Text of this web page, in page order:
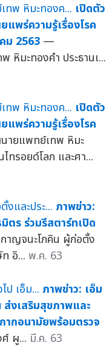
เปิดตัว
แพร่ความรู้เรื่องโรค
ม 2563 —
หิมะทองคำ ประธานเ...
เปิดตัว
แพร่ความรู้เรื่องโรค
ายแพทย์เทพ หิมะ
ทรอยด์โลก และศา...
ภาพข่าว:
ร ร่วมรีสตาร์ทเปิด
าญจนะโภคิน ผู้ก่อตั้ง
อิ... พ.ค. 63
ภาพข่าว: เอ็ม
ส่งเสริมสุขภาพและ
ากอนามัยพร้อมตรวจ
ผู... มี.ค. 63